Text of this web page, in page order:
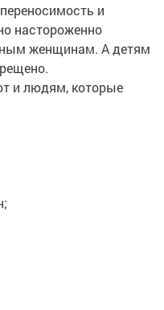
и
настороженно
женщинам. А детям
и людям, которые